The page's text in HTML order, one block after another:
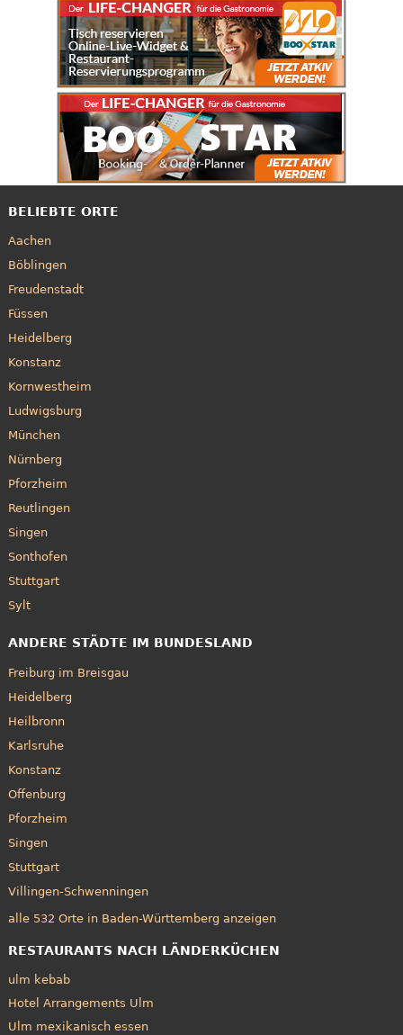
BELIEBTE ORTE
Aachen
Böblingen
Freudenstadt
Füssen
Heidelberg
Konstanz
Kornwestheim
Ludwigsburg
München
Nürnberg
Pforzheim
Reutlingen
Singen
Sonthofen
Stuttgart
Sylt
ANDERE STÄDTE IM BUNDESLAND
Freiburg im Breisgau
Heidelberg
Heilbronn
Karlsruhe
Konstanz
Offenburg
Pforzheim
Singen
Stuttgart
Villingen-Schwenningen
alle 532 Orte in Baden-Württemberg anzeigen
RESTAURANTS NACH LÄNDERKÜCHEN
ulm kebab
Hotel Arrangements Ulm
Ulm mexikanisch essen